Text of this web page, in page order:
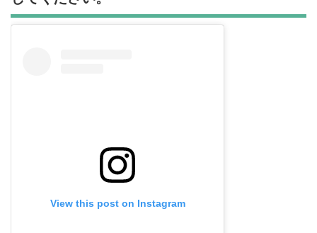
View this post on Instagram